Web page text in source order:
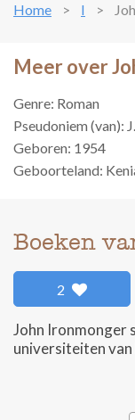
Home I
Meer over
Genre: Roman
Pseudoniem (van):
Geboren: 1954
Geboorteland:
Boeken
2
John Ironmonger
universiteiten